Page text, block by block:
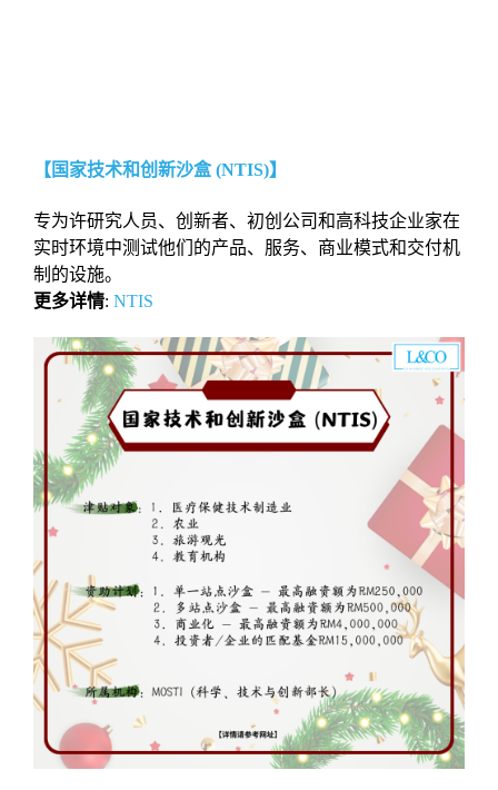
【国家技术和创新沙盒 (NTIS)】
专为许研究⼈员、创新者、初创公司和⾼科技企业家在
实时环境中测试他们的产品、服务、商业模式和交付机
制的设施。
更多详情: NTIS